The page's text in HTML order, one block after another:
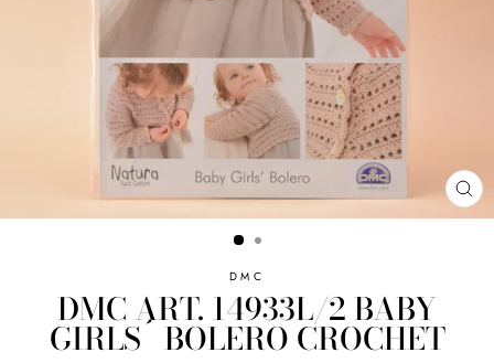
DMC
DMC ART. 14933L/2 BABY
GIRLS´ BOLERO CROCHET